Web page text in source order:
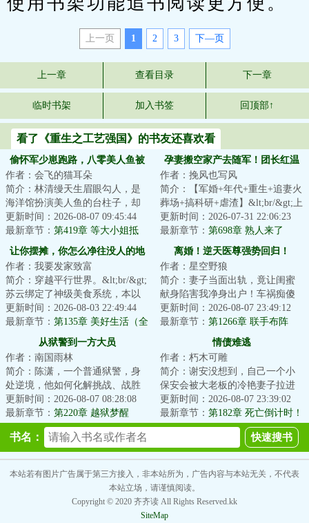
上一页 1 2 3 下—页
上一章 查看目录 下一章
临时书架 加入书签 回顶部↑
看了《重生之工艺强国》的书友还喜欢看
偷怀军少崽跑路，八零美人鱼被
抓回狂宠
作者：会飞的猫耳朵
简介：林清缦天生眉眼勾人，是
海洋馆扮演美人鱼的台柱子，却
穿书到八零年代小渔村，成了黑
胖恶毒女配。一...
更新时间：2026-08-07 09:45:44
最新章节： 第419章 等大小姐抵
达，她将……
孕妻搬空家产去随军！团长红温
了
作者：挽风也写风
简介：【军婚+年代+重生+追妻火
葬场+搞科研+虐渣】&lt;br/&gt;上
一世被堂姐一家夺家产，骗打
胎，哄离婚。...
更新时间：2026-07-31 22:06:23
最新章节： 第698章 熟人来了
让你摆摊，你怎么净往没人的地
方跑？
作者：我要发家致富
简介：穿越平行世界。&lt;br/&gt;
苏云绑定了神级美食系统，本以
为能靠摆摊走上人生巅峰。
&lt;br/&gt;结果...
更新时间：2026-08-03 22:49:44
最新章节： 第135章 美好生活（全
离婚！逆天医尊强势回归！
作者：星空野狼
简介：妻子当面出轨，竟让闺蜜
献身陷害我净身出户！车祸痴傻
三年，活得不如狗！一杯毒酒下
肚我无上药尊，...
更新时间：2026-08-07 23:49:12
最新章节： 第1266章 联手布阵
从狱警到一方大员
作者：南国雨林
简介：陈潇，一个普通狱警，身
处逆境，他如何化解挑战、战胜
困境，最终登上权力之巅？且看
他揭开官场密码...
更新时间：2026-08-07 08:28:08
最新章节： 第220章 越狱梦醒
情债难逃
作者：朽木可雕
简介：谢安没想到，自己一个小
保安会被大老板的冷艳妻子拉进
房间；更没想到这女人身上藏着
足以颠覆整座城...
更新时间：2026-08-07 23:39:02
最新章节： 第182章 死亡倒计时！
书名：
本站若有图片广告属于第三方接入，非本站所为，广告内容与本站无关，不代表
本站立场，请谨慎阅读。
Copyright © 2020 齐齐读 All Rights Reserved.kk
SiteMap